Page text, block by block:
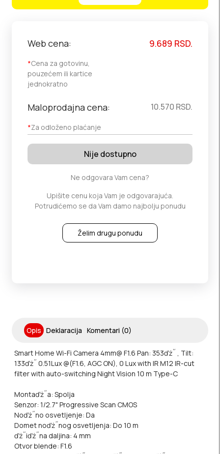
Web cena:
*Cena za gotovinu,
pouzećem ili kartice
jednokratno
9.689 RSD.
Maloprodajna cena:
*Za odloženo plaćanje
10.570 RSD.
Nije dostupno
Ne odgovara Vam cena?
Upišite cenu koja Vam je odgovarajuća.
Potrudićemo se da Vam damo najbolju ponudu
Želim drugu ponudu
Opis Deklaracija Komentari (0)
Smart Home Wi-Fi Camera 4mm@ F1.6 Pan: 353ďż˝ , Tilt:
133ďż˝ 0.51Lux @(F1.6, AGC ON), 0 Lux with IR M12 IR-cut
filter with auto-switching Night Vision 10 m Type-C
Montaďż˝a: Spolja
Senzor: 1/2.7" Progressive Scan CMOS
Noďż˝no osvetljenje: Da
Domet noďż˝nog osvetljenja: Do 10 m
ďż˝iďż˝na daljina: 4 mm
Otvor blende: F1.6